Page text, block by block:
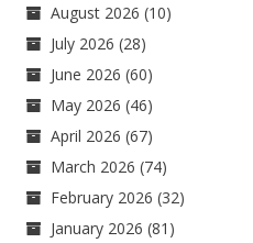
August 2026 (10)
July 2026 (28)
June 2026 (60)
May 2026 (46)
April 2026 (67)
March 2026 (74)
February 2026 (32)
January 2026 (81)